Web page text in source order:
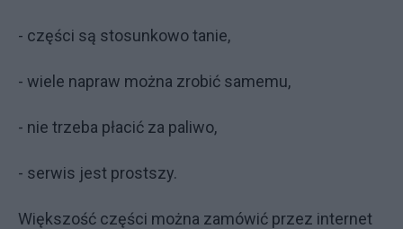
- części są stosunkowo tanie,
- wiele napraw można zrobić samemu,
- nie trzeba płacić za paliwo,
- serwis jest prostszy.
Większość części można zamówić przez internet